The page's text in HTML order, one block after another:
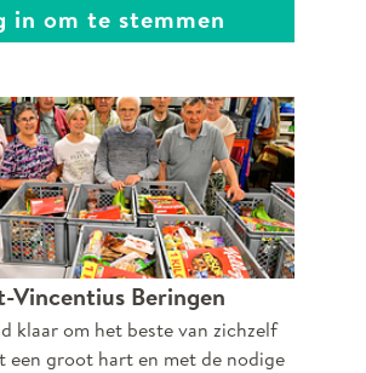
in om te stemmen
Vincentius Beringen
klaar om het beste van zichzelf
een groot hart en met de nodige